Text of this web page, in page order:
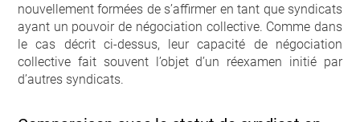
nouvellement formées de s’affirmer en tant que syndicats
ayant un pouvoir de négociation collective. Comme dans
le cas décrit ci-dessus, leur capacité de négociation
collective fait souvent l’objet d’un réexamen initié par
d’autres syndicats.